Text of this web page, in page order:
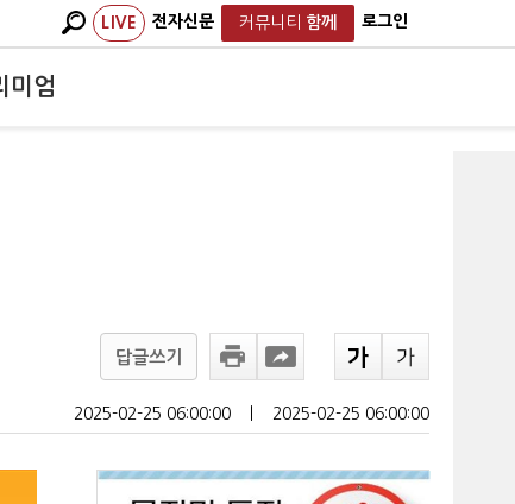
LIVE 전자신문 커뮤니티 함께 로그인
미엄
답글쓰기
2025-02-25 06:00:00 2025-02-25 06:00:00